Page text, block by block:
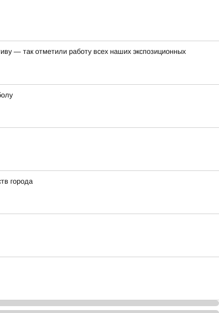
— так отметили работу всех наших экспозиционных
города